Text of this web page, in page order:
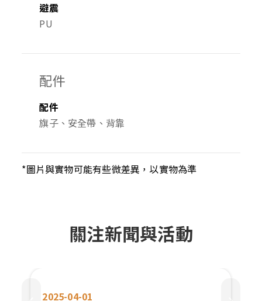
避震
PU
配件
配件
旗子、安全帶、背靠
*圖片與實物可能有些微差異，以實物為準
關注新聞與活動
2025-04-01